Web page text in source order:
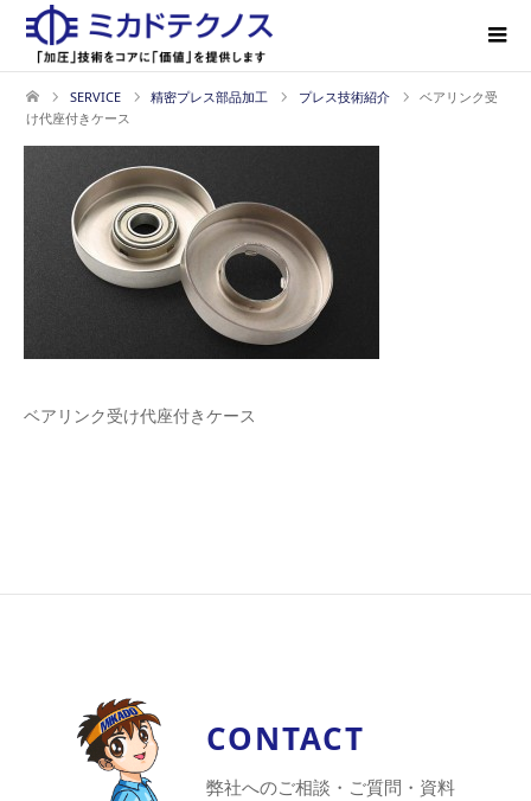
SERVICE 精密プレス部品加工 プレス技術紹介
ベアリンク受
け代座付きケース
ベアリンク受け代座付きケース
CONTACT
弊社へのご相談・ご質問・資料